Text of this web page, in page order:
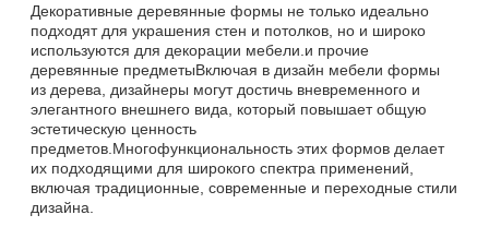
Декоративные деревянные формы не только идеально
подходят для украшения стен и потолков, но и широко
используются для декорации мебели.и прочие
деревянные предметыВключая в дизайн мебели формы
из дерева, дизайнеры могут достичь вневременного и
элегантного внешнего вида, который повышает общую
эстетическую ценность
предметов.Многофункциональность этих формов делает
их подходящими для широкого спектра применений,
включая традиционные, современные и переходные стили
дизайна.